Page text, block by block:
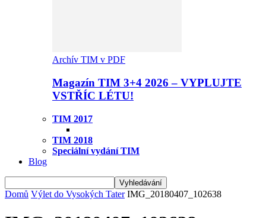
Archív TIM v PDF
Magazín TIM 3+4 2026 – VYPLUJTE
VSTŘÍC LÉTU!
TIM 2017
TIM 2018
Speciální vydání TIM
Blog
Domů Výlet do Vysokých Tater IMG_20180407_102638